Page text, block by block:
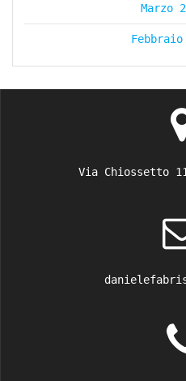
Marzo
Febbraio
Via Chiossetto